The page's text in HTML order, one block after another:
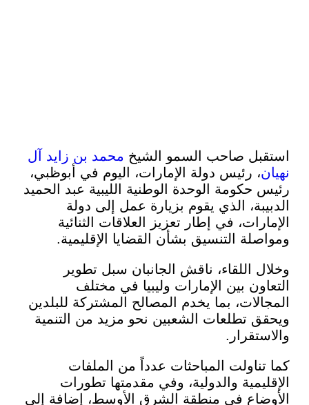
صاحب السمو الشيخمحمد بن زايد آل
، رئيس دولة الإمارات، اليوم في أبوظبي،
الوحدة الوطنية الليبية عبد الحميد
الذي يقوم بزيارة عمل إلى دولة
في إطار تعزيز العلاقات الثنائية
التنسيق بشأن القضايا الإقليمية.
اللقاء، ناقش الجانبان سبل تطوير
بين الإمارات وليبيا في مختلف
بما يخدم المصالح المشتركة للبلدين
تطلعات الشعبين نحو مزيد من التنمية
المباحثات عدداً من الملفات
والدولية، وفي مقدمتها تطورات
في منطقة الشرق الأوسط، إضافة إلى